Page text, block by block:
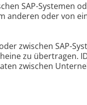
SAP-Systemen
anderen oder von
zwischen SAP-
zu übertragen.
zwischen